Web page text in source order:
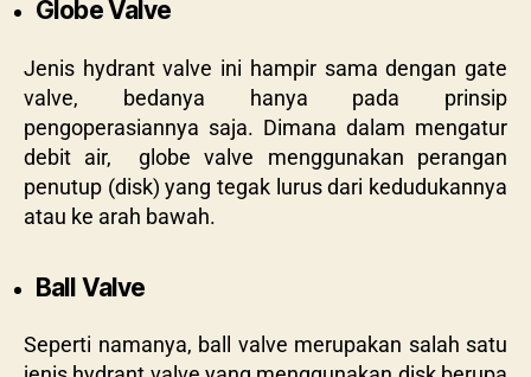
Globe Valve
Jenis hydrant valve ini hampir sama dengan gate
valve, bedanya hanya pada prinsip
pengoperasiannya saja. Dimana dalam mengatur
debit air, globe valve menggunakan perangan
penutup (disk) yang tegak lurus dari kedudukannya
atau ke arah bawah.
Ball Valve
Seperti namanya, ball valve merupakan salah satu